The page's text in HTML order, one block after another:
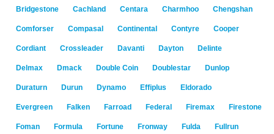
Bridgestone Cachland Centara Charmhoo Chengshan
Comforser Compasal Continental Contyre Cooper
Cordiant Crossleader Davanti Dayton Delinte
Delmax Dmack Double Coin Doublestar Dunlop
Duraturn Durun Dynamo Effiplus Eldorado
Evergreen Falken Farroad Federal Firemax Firestone
Foman Formula Fortune Fronway Fulda Fullrun